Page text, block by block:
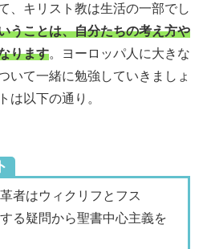
、キリスト教は生活の一部でし
うことは、自分たちの考え方や
ります。ヨーロッパ人に大きな
いて一緒に勉強していきましょ
は以下の通り。
者はウィクリフとフス
る疑問から聖書中心主義を